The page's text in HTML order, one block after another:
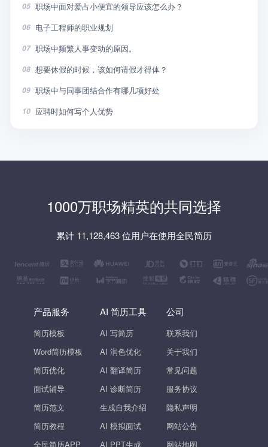
05 职场中面对爱占小便宜的领导应该怎么办？
06 电子工程师的职业规划
07 职场中频繁人事变动的原因。
08 想要休假的时候，该如何请假才得体？
09 职场中与同事团结合作有哪几项好处
10 应聘时如何写个人优势
1000万职场精英的共同选择
累计 11,128,463 位用户在使用全民简历
产品服务
简历模板
Word简历模板
简历优化
面试辅导
简历范文
简历教程
全民简历APP
AI 简历工具
AI 写简历
AI 润色优化
AI 翻译简历
AI 诊断简历
生成自我介绍
AI 模拟面试
AI PPT生成
公司
联系我们
关于我们
常见问题
服务协议
隐私声明
网站公告
网站地图